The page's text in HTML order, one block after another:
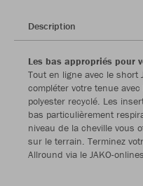
Description
Les bas appropriés pour
Tout en ligne avec le short
compléter votre tenue
polyester recyclé. Les
bas particulièrement
niveau de la cheville vous
sur le terrain. Terminez
Allround via le JAKO-